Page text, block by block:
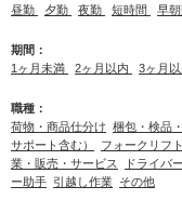
昼勤
夕勤 夜勤 短時間 早
期間：
1ヶ月未満
2ヶ月以内 3ヶ月以
職種：
荷物・商品仕分け 梱包・検品
サポート含む）
フォークリフト
業・販売・サービス
ドライバ
ー助手 引越し作業 その他